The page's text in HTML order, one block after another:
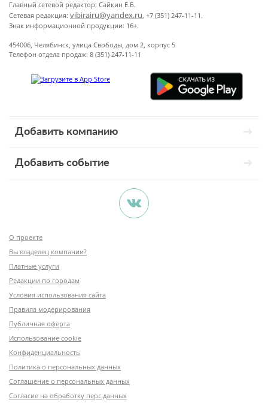
Главный сетевой редактор: Сайкин Е.Б.
Сетевая редакция: vibirairu@yandex.ru, +7 (351) 247-11-11.
Знак информационной продукции: 16+.
454006, Челябинск, улица Свободы, дом 2, корпус 5
Телефон отдела продаж: 8 (351) 247-11-11
Добавить компанию
Добавить событие
О проекте
Вы владелец компании?
Платные услуги
Редакции по городам
Условия использования сайта
Правила модерирования
Публичная оферта
Использование cookie
Конфиденциальность
Политика о персональных данных
Соглашение о персональных данных
Согласие на обработку перс.данных